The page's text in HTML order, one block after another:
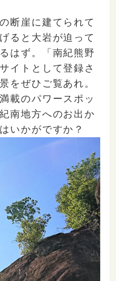
断崖に建てられて
ると大岩が迫って
はず。「南紀熊野
イトとして登録さ
をぜひご覧あれ。
載のパワースポッ
南地方へのお出か
いかがですか？